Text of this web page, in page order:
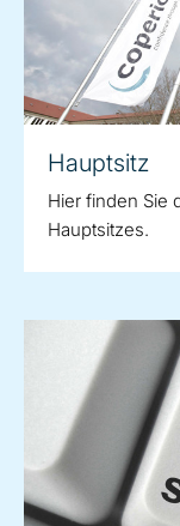
Hauptsitz
Hier finden Sie
Hauptsitzes.